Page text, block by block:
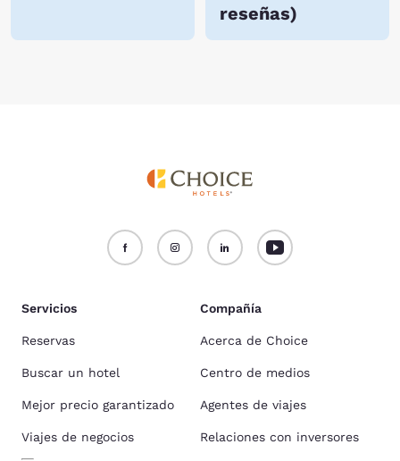
reseñas)
Servicios
Reservas
Buscar un hotel
Mejor precio garantizado
Viajes de negocios
Compañía
Acerca de Choice
Centro de medios
Agentes de viajes
Relaciones con inversores